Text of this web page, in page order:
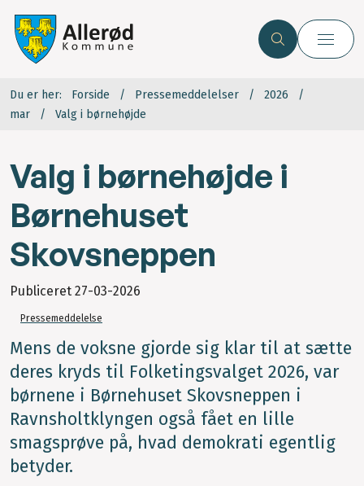
Du er her: Forside Pressemeddelelser
2026
mar
Valg i børnehøjde
Valg i børnehøjde i
Børnehuset
Skovsneppen
Publiceret 27-03-2026
Pressemeddelelse
Mens de voksne gjorde sig klar til at sætte
deres kryds til Folketingsvalget 2026, var
børnene i Børnehuset Skovsneppen i
Ravnsholtklyngen også fået en lille
smagsprøve på, hvad demokrati egentlig
betyder.